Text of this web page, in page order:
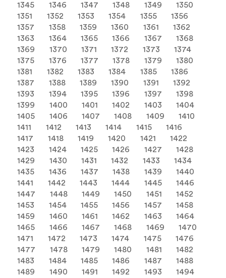
1345 1346 1347 1348 1349
1350
1351
1352 1353 1354 1355
1356
1357
1358 1359 1360 1361
1362
1363
1364 1365 1366 1367
1368
1369
1370 1371 1372 1373
1374
1375
1376 1377 1378 1379
1380
1381
1382 1383 1384 1385
1386
1387
1388 1389 1390 1391
1392
1393
1394 1395 1396 1397
1398
1399
1400 1401 1402 1403
1404
1405
1406 1407 1408 1409
1410
1411
1412 1413 1414 1415
1416
1417
1418 1419 1420 1421
1422
1423
1424 1425 1426 1427
1428
1429
1430 1431 1432 1433
1434
1435
1436 1437 1438 1439
1440
1441
1442 1443 1444 1445
1446
1447
1448 1449 1450 1451
1452
1453
1454 1455 1456 1457
1458
1459
1460 1461 1462 1463
1464
1465
1466 1467 1468 1469
1470
1471
1472 1473 1474 1475
1476
1477
1478 1479 1480 1481
1482
1483
1484 1485 1486 1487
1488
1489
1490 1491 1492 1493
1494